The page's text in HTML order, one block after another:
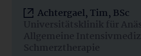
Achtergael, Tim, BSc
Universitätsklinik für
Allgemeine
Schmerztherapie